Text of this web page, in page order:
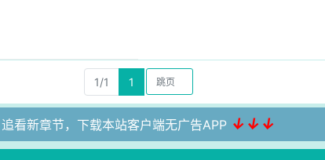
1/1 1
追看新章节，下载本站客户端无广告APP ↓↓↓